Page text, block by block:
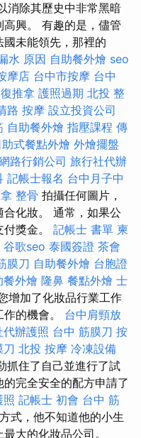
消除其歷史中非常黑暗
興。 有趣的是，儘管
未能領先，那裡的
水 原因 自助餐外燴 seo
摩店 台中市按摩 台中
推拿 護照過期 北投 整
路 按摩 設立投資公司
自助餐外燴 指壓課程 傳
助式餐點外燴 外燴擺盤
路行銷公司 旅行社代辦
記帳士報名 台中月子中
整骨 拍攝任何圖片，
化妝。 通常，如果公
獎金。 記帳士 書單 柬
谷歌seo 泰國簽證 茶會
膜刀 自助餐外燴 台胞證
餐外燴 隆鼻 餐點外燴 士
增加了化妝品行業工作
的機會。 台中肩頸放
代辦護照 台中 筋膜刀 按
北投 按摩 冷凍設備
抓住了自己並進行了試
完全安全的配方申請了
照 記帳士 初會 台中 筋
式，他不知道他的小生
大的化妝品公司。